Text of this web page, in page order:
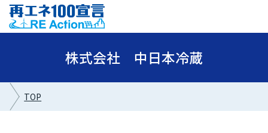
株式会社 中日本冷蔵
TOP